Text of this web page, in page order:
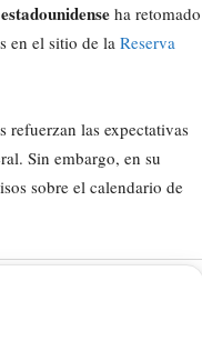
ha retomado
en el sitio de la Reserva
refuerzan las expectativas
Sin embargo, en su
sobre el calendario de